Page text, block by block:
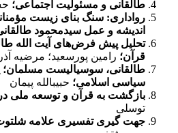
طالقانی و مسئولیت اجتماعی؛
رواداری: سنگ بنای زیست
اندیشه و عمل سیدمحمود
تحلیل پیش فرض‌های آیت ‏الله
قرآن؛ رامین پورسعید؛ مرضیه
طالقانی، سوسیالیست مسلمان؛
سیاسی اسلامی؛ حبیب‏الله پیمان
بازگشت به قرآن و توسعه ملی در
توسلی
جهت‏ گیری تفسیری علامه شلتوت